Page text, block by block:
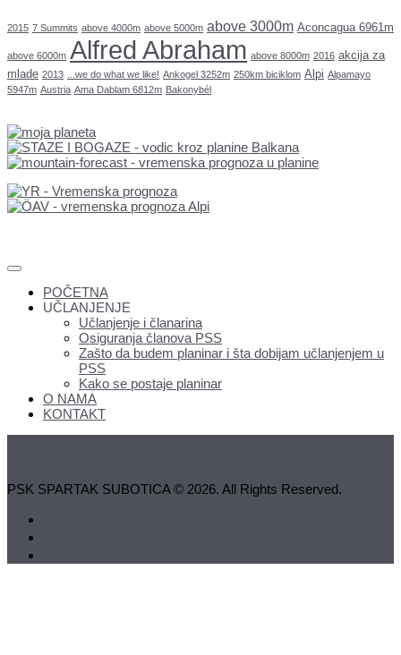
2015 7 Summits above 4000m above 5000m above 3000m Aconcagua 6961m
above 6000m Alfred Abraham above 8000m 2016 akcija za
mlade 2013 ...we do what we like! Ankogel 3252m 250km biciklom Alpi Alpamayo
5947m Austria Ama Dablam 6812m Bakonybél
POČETNA
UČLANJENJE
Učlanjenje i članarina
Osiguranja članova PSS
Zašto da budem planinar i šta dobijam učlanjenjem u
PSS
Kako se postaje planinar
O NAMA
KONTAKT
PSK SPARTAK SUBOTICA © 2026. All Rights Reserved.